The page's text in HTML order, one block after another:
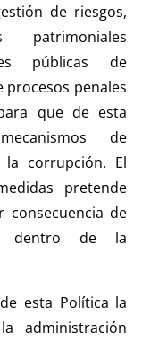
de riesgos,
patrimoniales
públicas de
procesos penales
que de esta
de
corrupción. El
pretende
de
dentro de la
esta Política la
administración